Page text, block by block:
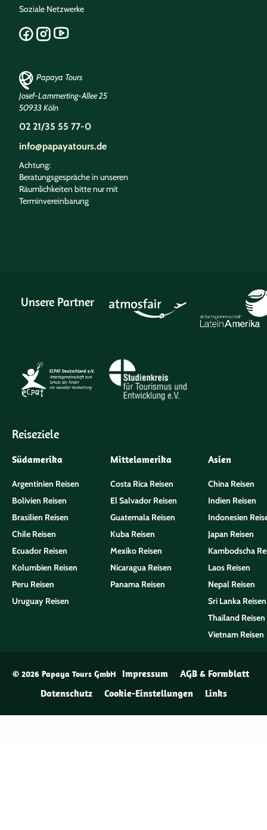
Soziale Netzwerke
Papaya Tours
Josef-Lammerting-Allee 25
50933 Köln
02 21/35 55 77-0
info@papayatours.de
Achtung:
Beratungsgespräche in unseren
Räumlichkeiten bitte nur mit
Terminvereinbarung
Unsere Partner
Reiseziele
Südamerika
Argentinien Reisen
Bolivien Reisen
Brasilien Reisen
Chile Reisen
Ecuador Reisen
Kolumbien Reisen
Peru Reisen
Uruguay Reisen
Mittelamerika
Costa Rica Reisen
El Salvador Reisen
Guatemala Reisen
Kuba Reisen
Mexiko Reisen
Nicaragua Reisen
Panama Reisen
Asien
China Reisen
Indien Reisen
Indonesien
Japan Reisen
Kambodscha
Laos Reisen
Nepal Reisen
Sri Lanka Reisen
Thailand Reisen
Vietnam Reisen
© 2026 Papaya Tours GmbH Impressum
AGB & Formblatt
Datenschutz
Cookie-Einstellungen Links